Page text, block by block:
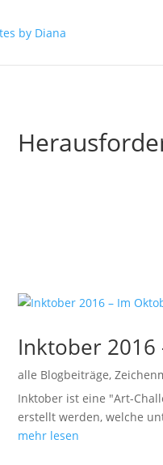
Inktober
alle Blogbeiträge,
Inktober ist eine "Art-
erstellt werden, welche
mehr lesen